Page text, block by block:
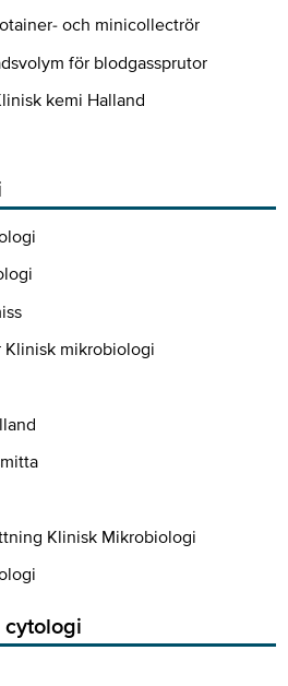
och minicollectrör
för blodgassprutor
kemi Halland
Klinisk mikrobiologi
Klinisk Mikrobiologi
cytologi